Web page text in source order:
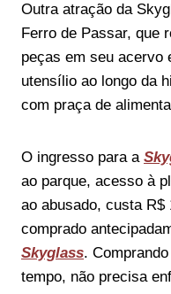
Outra atração da
Ferro de Passar, que
peças em seu acervo
utensílio ao longo da
com praça de
O ingresso para a
ao parque, acesso à
ao abusado, custa R$
comprado
Skyglass.
tempo, não precisa